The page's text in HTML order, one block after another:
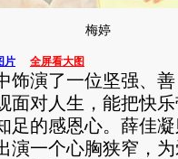
梅婷
片 全屏看大图
演了一位坚强、善
面对人生，能把快
足的感恩心。薛佳
演一个心胸狭窄，